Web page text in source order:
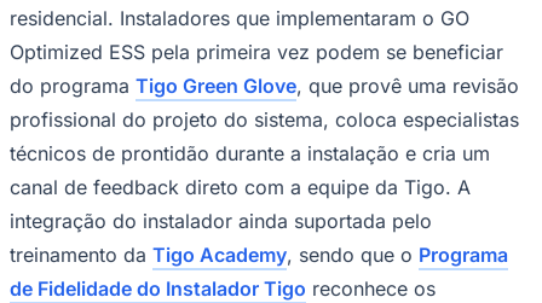
Goiás
residencial. Instaladores que implementaram o GO
Optimized ESS pela primeira vez podem se beneficiar
do programa Tigo Green Glove, que provê uma revisão
profissional do projeto do sistema, coloca especialistas
técnicos de prontidão durante a instalação e cria um
canal de feedback direto com a equipe da Tigo. A
integração do instalador ainda suportada pelo
treinamento da Tigo Academy, sendo que o Programa
de Fidelidade do Instalador Tigo reconhece os